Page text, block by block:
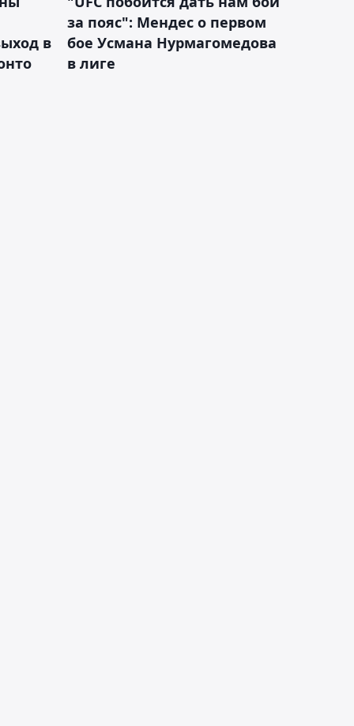
в
за пояс": Мендес о первом
бое Усмана Нурмагомедова
в лиге